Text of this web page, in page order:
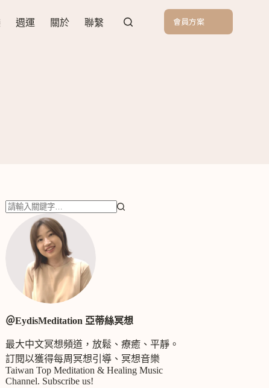
週運 關於 聯繫 會員方案
的
果
＠EydisMeditation 亞蒂絲冥想
最大中文冥想頻道，放鬆、療癒、平靜。
訂閱以獲得每周冥想引導、冥想音樂
Taiwan Top Meditation & Healing Music
Channel. Subscribe us!